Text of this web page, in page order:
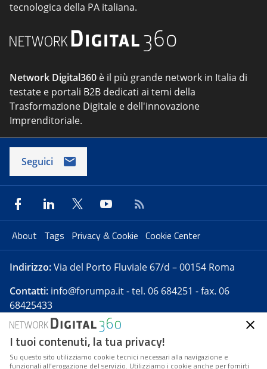
tecnologica della PA italiana.
Network Digital360 è il più grande network in Italia di
testate e portali B2B dedicati ai temi della
Trasformazione Digitale e dell'innovazione
Imprenditoriale.
Seguici
About Tags Privacy & Cookie Cookie Center
Indirizzo:Via del Porto Fluviale 67/d – 00154 Roma
Contatti: info@forumpa.it- tel. 06 684251 - fax. 06
68425433
Forumpa.itè una pubblicazione telematica iscritta
presso Registro della stampa del Tribunale di Roma -
I tuoi contenuti, la tua privacy!
Su questo sito utilizziamo cookie tecnici necessari alla navigazione e
funzionali all’erogazione del servizio. Utilizziamo i cookie anche per fornirti